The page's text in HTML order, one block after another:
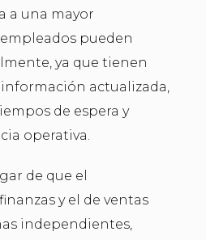
a una mayor
empleados pueden
ya que tienen
información actualizada,
de espera y
operativa.
de que el
y el de ventas
independientes,